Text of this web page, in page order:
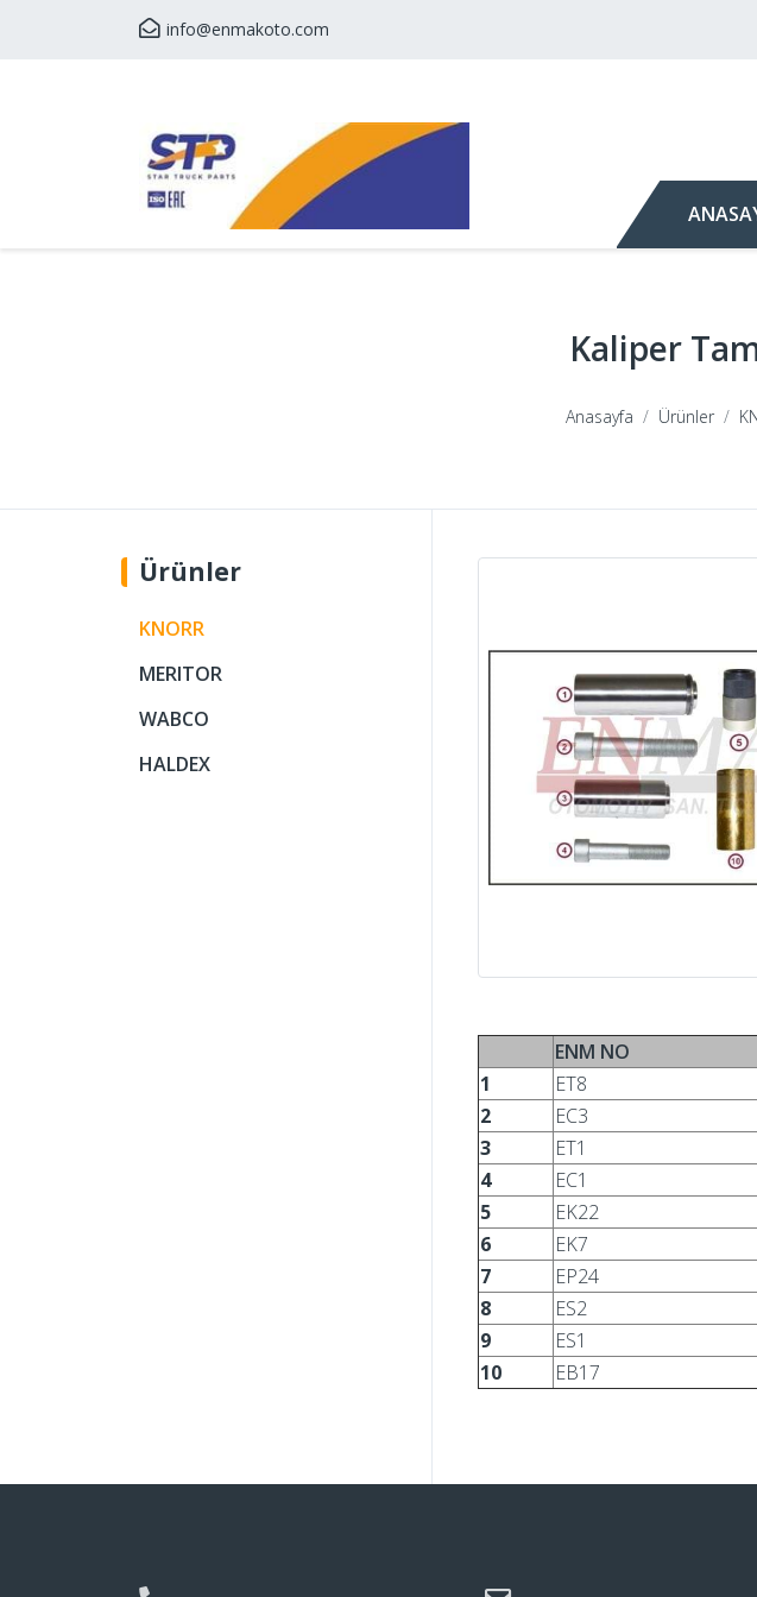
info@enmakoto.com
Kaliper
Anasayfa Ürünler
Ürünler
KNORR
MERITOR
WABCO
HALDEX
ENM NO
1
ET8
2
EC3
3
ET1
4
EC1
5
EK22
6
EK7
7
EP24
8
ES2
9
ES1
10
EB17